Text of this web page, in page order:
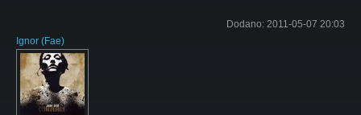
Dodano: 2011-05-07 20:03
Ignor (Fae)